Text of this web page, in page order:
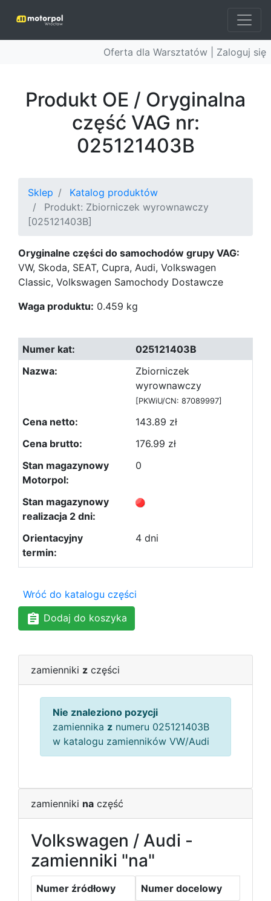
Oferta dla Warsztatów | Zaloguj się
Produkt OE / Oryginalna
część VAG nr:
025121403B
Sklep
Katalog produktów
Produkt: Zbiorniczek wyrownawczy
[025121403B]
Oryginalne części do samochodów grupy VAG:
VW, Skoda, SEAT, Cupra, Audi, Volkswagen
Classic, Volkswagen Samochody Dostawcze
Waga produktu: 0.459 kg
025121403B
Zbiorniczek
wyrownawczy
[PKWiU/CN: 87089997]
143.89 zł
176.99 zł
0
4 dni
Wróć do katalogu części
Dodaj do koszyka
zamienniki z części
Nie znaleziono pozycji
zamiennika z numeru 025121403B
w katalogu zamienników VW/Audi
zamienniki na część
Volkswagen / Audi -
zamienniki "na"
Numer źródłowy Numer docelowy